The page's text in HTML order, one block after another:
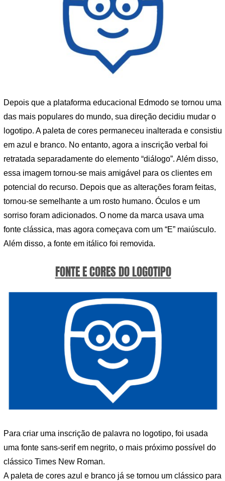
Depois que a plataforma educacional Edmodo se tornou uma
das mais populares do mundo, sua direção decidiu mudar o
logotipo. A paleta de cores permaneceu inalterada e consistiu
em azul e branco. No entanto, agora a inscrição verbal foi
retratada separadamente do elemento “diálogo”. Além disso,
essa imagem tornou-se mais amigável para os clientes em
potencial do recurso. Depois que as alterações foram feitas,
tornou-se semelhante a um rosto humano. Óculos e um
sorriso foram adicionados. O nome da marca usava uma
fonte clássica, mas agora começava com um “E” maiúsculo.
Além disso, a fonte em itálico foi removida.
FONTE E CORES DO LOGOTIPO
Para criar uma inscrição de palavra no logotipo, foi usada
uma fonte sans-serif em negrito, o mais próximo possível do
clássico Times New Roman.
A paleta de cores azul e branco já se tornou um clássico para